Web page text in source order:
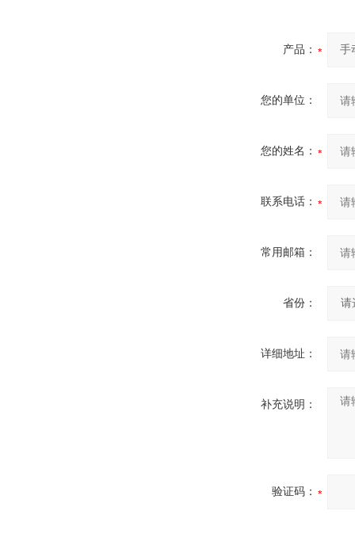
产品：
您的单位：
您的姓名：
联系电话：
常用邮箱：
省份：
详细地址：
补充说明：
验证码：